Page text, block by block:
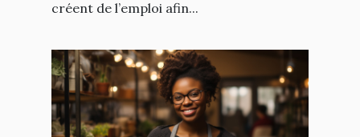
créent de l’emploi afin...